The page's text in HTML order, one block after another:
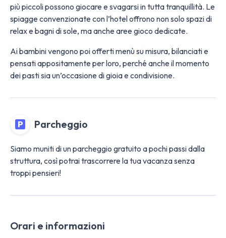
più piccoli possono giocare e svagarsi in tutta tranquillità. Le
spiagge convenzionate con l’hotel offrono non solo spazi di
relax e bagni di sole, ma anche aree gioco dedicate.
Ai bambini vengono poi offerti menù su misura, bilanciati e
pensati appositamente per loro, perché anche il momento
dei pasti sia un’occasione di gioia e condivisione.
Parcheggio
Siamo muniti di un parcheggio gratuito a pochi passi dalla
struttura, così potrai trascorrere la tua vacanza senza
troppi pensieri!
Orari e informazioni